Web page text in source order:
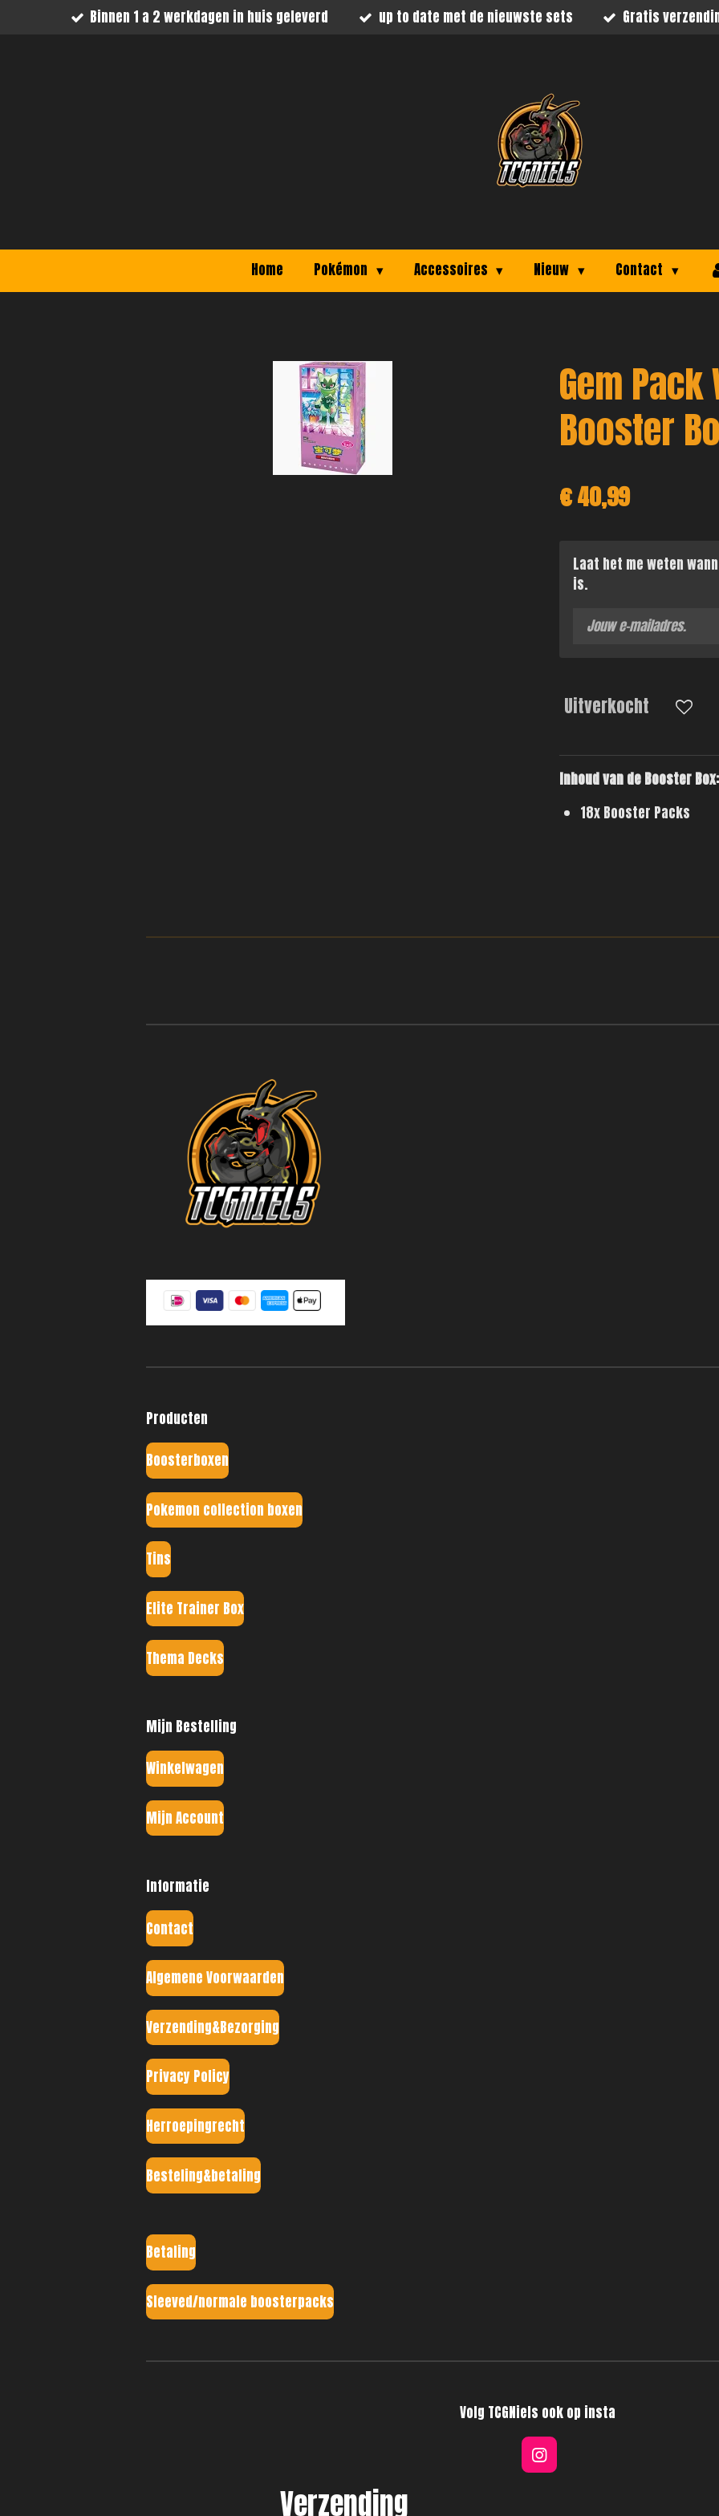
Binnen 1 a 2 werkdagen in huis geleverd up to date met de nieuwste sets Gratis
Home Pokémon Accessoires Nieuw Contact
Gem
Booster
€ 40,99
Laat het me weten
is.
Uitverkocht
Inhoud van de Booster Box:
18x Booster Packs
Producten
Boosterboxen
Pokemon collection boxen
Tins
Elite Trainer Box
Thema Decks
Mijn Bestelling
Winkelwagen
Mijn Account
Informatie
Contact
Algemene Voorwaarden
Verzending&Bezorging
Privacy Policy
Herroepingrecht
Besteling&betaling
Betaling
Sleeved/normale boosterpacks
Volg TCGNiels ook op insta
I
n
Verzending